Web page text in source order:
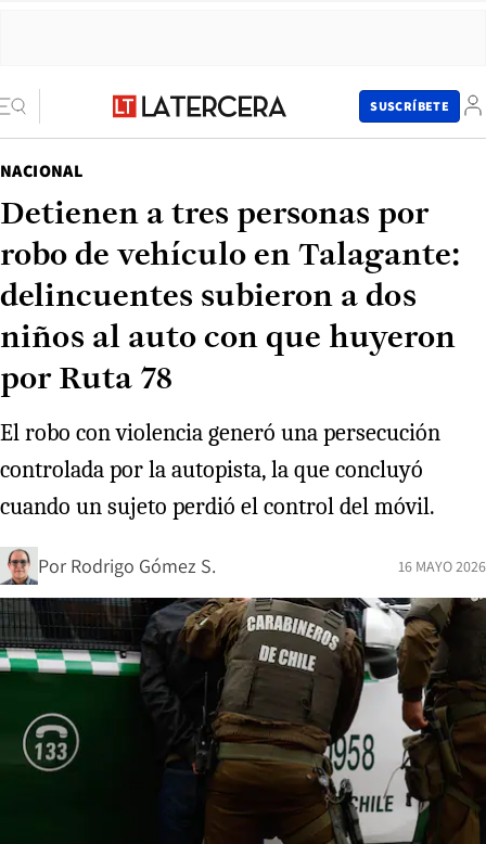
SUSCRÍBETE
NACIONAL
Detienen a tres personas por
robo de vehículo en Talagante:
delincuentes subieron a dos
niños al auto con que huyeron
por Ruta 78
El robo con violencia generó una persecución
controlada por la autopista, la que concluyó
cuando un sujeto perdió el control del móvil.
Por Rodrigo Gómez S. 16 MAYO 2026